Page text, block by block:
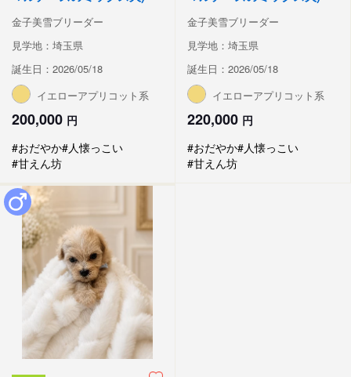
金子美雪ブリーダー
見学地：埼玉県
誕生日：2026/05/18
イエローアプリコット系
200,000 円
#おだやか#人懐っこい
#甘えん坊
金子美雪ブリーダー
見学地：埼玉県
誕生日：2026/05/18
イエローアプリコット系
220,000 円
#おだやか#人懐っこい
#甘えん坊